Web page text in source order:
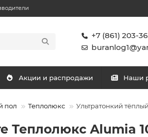
+7 (861) 203-
Акции и распродажи Наши
пол Теплолюкс Ультратонкий
Теплолюкс Alumia